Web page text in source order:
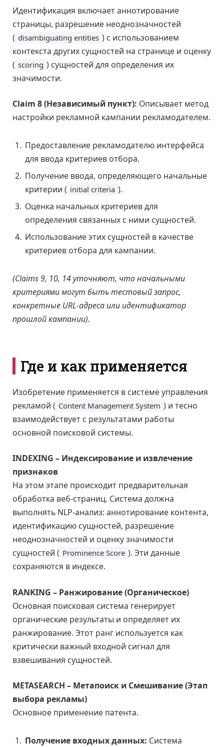
Идентификация включает аннотирование
страницы, разрешение неоднозначностей
( disambiguating entities ) с использованием
контекста других сущностей на странице и оценку
( scoring ) сущностей для определения их
значимости.
Claim 8 (Независимый пункт): Описывает метод
настройки рекламной кампании рекламодателем.
Предоставление рекламодателю интерфейса
для ввода критериев отбора.
Получение ввода, определяющего начальные
критерии ( initial criteria ).
Оценка начальных критериев для
определения связанных с ними сущностей.
Использование этих сущностей в качестве
критериев отбора для кампании.
(Claims 9, 10, 14 уточняют, что начальными
критериями могут быть тестовый запрос,
конкретные URL-адреса или идентификатор
прошлой кампании).
Где и как применяется
Изобретение применяется в системе управления
рекламой ( Content Management System ) и тесно
взаимодействует с результатами работы
основной поисковой системы.
INDEXING – Индексирование и извлечение
признаков
На этом этапе происходит предварительная
обработка веб-страниц. Система должна
выполнять NLP-анализ: аннотирование контента,
идентификацию сущностей, разрешение
неоднозначностей и оценку значимости
сущностей ( Prominence Score ). Эти данные
сохраняются в индексе.
RANKING – Ранжирование (Органическое)
Основная поисковая система генерирует
органические результаты и определяет их
ранжирование. Этот ранг используется как
критически важный входной сигнал для
взвешивания сущностей.
METASEARCH – Метапоиск и Смешивание (Этап
выбора рекламы)
Основное применение патента.
Получение входных данных: Система